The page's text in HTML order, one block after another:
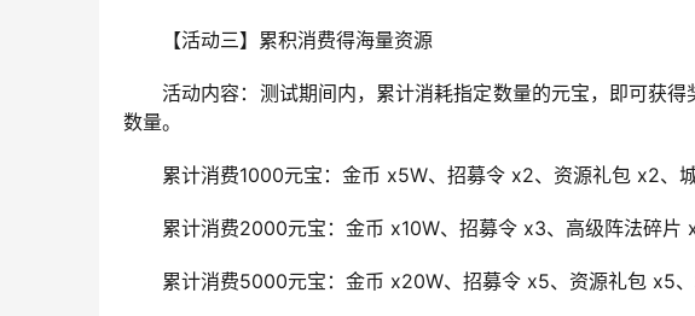
【活动三】累积消费得海量资源
活动内容：测试期间内，累计消耗指定数量的元宝，即可获得
数量。
累计消费1000元宝：金币 x5W、招募令 x2、资源礼包 x2、
累计消费2000元宝：金币 x10W、招募令 x3、高级阵法碎片
累计消费5000元宝：金币 x20W、招募令 x5、资源礼包 x5